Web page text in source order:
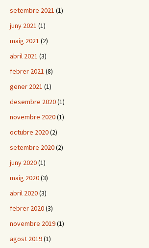
setembre 2021 (1)
juny 2021 (1)
maig 2021 (2)
abril 2021 (3)
febrer 2021 (8)
gener 2021 (1)
desembre 2020(1)
novembre 2020(1)
octubre 2020(2)
setembre 2020(2)
juny 2020(1)
maig 2020(3)
abril 2020(3)
febrer 2020(3)
novembre 2019(1)
agost 2019(1)